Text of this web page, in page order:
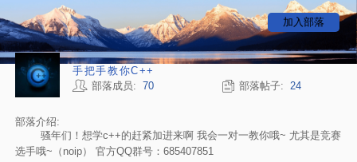
加入部落
手把手教你C++
部落成员: 70 部落帖子: 24
部落介绍:
骚年们！想学c++的赶紧加进来啊 我会一对一教你哦~ 尤其是竞赛
选手哦~（noip） 官方QQ群号：685407851